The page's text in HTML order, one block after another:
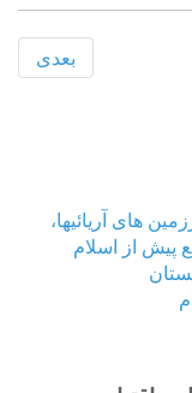
بعدی
های آریائیها،
پیش از اسلام